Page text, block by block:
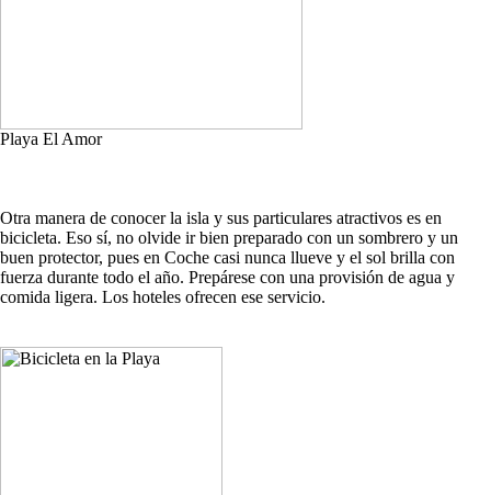
Playa El Amor
Otra manera de conocer la isla y sus particulares atractivos es en
bicicleta. Eso sí, no olvide ir bien preparado con un sombrero y un
buen protector, pues en Coche casi nunca llueve y el sol brilla con
fuerza durante todo el año. Prepárese con una provisión de agua y
comida ligera. Los hoteles ofrecen ese servicio.